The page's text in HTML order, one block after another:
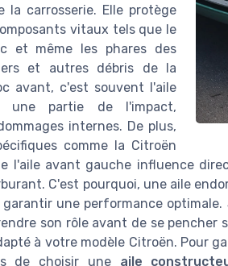
la carrosserie. Elle protège
vitaux tels que le
et même les phares des
et autres débris de la
avant, c'est souvent l'aile
une partie de l'impact,
internes. De plus,
comme la Citroën
l'aile avant gauche influence
C'est pourquoi, une aile
une performance
son rôle avant de se
à votre modèle Citroën. Pour
de choisir une aile